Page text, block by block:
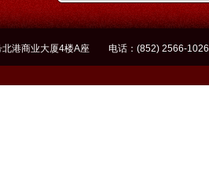
号北港商业大厦4楼A座 电话：(852)